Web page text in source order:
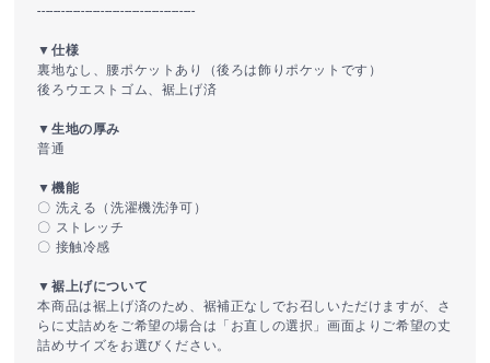
----------------------------------------
▼仕様
裏地なし、腰ポケットあり（後ろは飾りポケットです）
後ろウエストゴム、裾上げ済
▼生地の厚み
普通
▼機能
〇 洗える（洗濯機洗浄可）
〇 ストレッチ
〇 接触冷感
▼裾上げについて
本商品は裾上げ済のため、裾補正なしでお召しいただけますが、さ
らに丈詰めをご希望の場合は「お直しの選択」画面よりご希望の丈
詰めサイズをお選びください。